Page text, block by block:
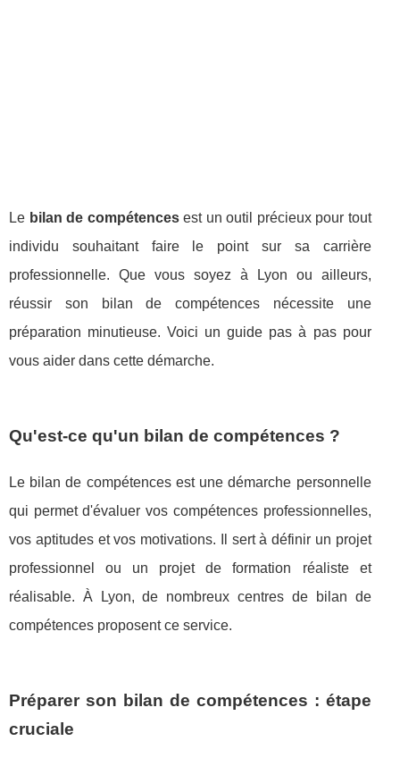
Le bilan de compétencesest un outil précieux pour tout
individu souhaitant faire le point sur sa carrière
professionnelle. Que vous soyez à Lyon ou ailleurs,
réussir son bilan de compétences nécessite une
préparation minutieuse. Voici un guide pas à pas pour
vous aider dans cette démarche.
Qu'est-ce qu'un bilan de compétences ?
Le bilan de compétences est une démarche personnelle
qui permet d'évaluer vos compétences professionnelles,
vos aptitudes et vos motivations. Il sert à définir un projet
professionnel ou un projet de formation réaliste et
réalisable. À Lyon, de nombreux centres de bilan de
compétences proposent ce service.
Préparer son bilan de compétences : étape
cruciale